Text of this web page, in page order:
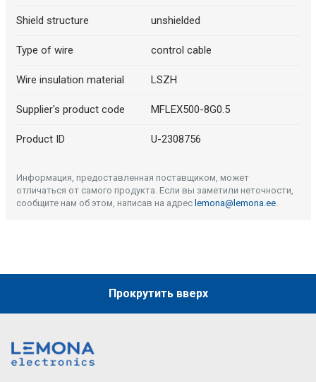
Shield structure unshielded
Type of wire control cable
Wire insulation material LSZH
Supplier's product code MFLEX500-8G0.5
Product ID U-2308756
Информация, предоставленная поставщиком, может
отличаться от самого продукта. Если вы заметили неточности,
сообщите нам об этом, написав на адрес lemona@lemona.ee.
Прокрутить вверх